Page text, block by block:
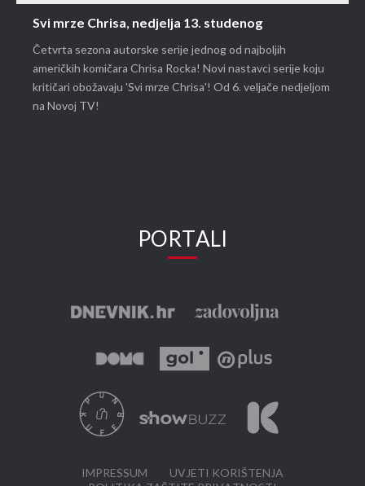
Svi mrze Chrisa, nedjelja 13. studenog
Četvrta sezona autorske serije jednog od najboljih
američkih komičara Chrisa Rocka! Novi nastavci serije koju
kritičari obožavaju 'Svi mrze Chrisa'! Od 6. veljače nedjeljom
na Novoj TV!
PORTALI
IMPRESSUM
UVJETI KORIŠTENJA